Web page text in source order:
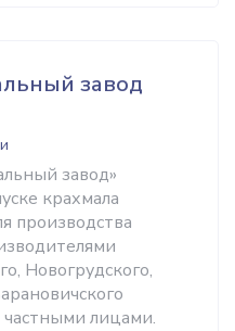
завод
завод»
крахмала
производства
Новогрудского,
лицами.